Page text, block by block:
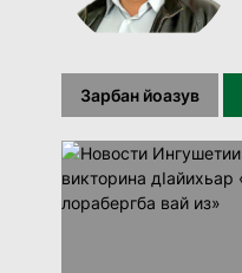
Зарбан йоазув